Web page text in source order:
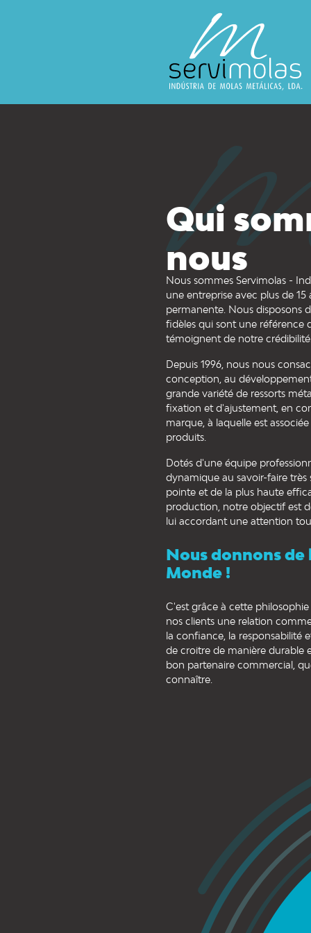
Qui
nous
Nous sommes Servimolas -
une entreprise avec plus de
permanente. Nous disposons
fidèles qui sont une référence
témoignent de notre crédibilité.
Depuis 1996, nous nous
conception, au
grande variété de ressorts
fixation et d'ajustement, en
marque, à laquelle est
produits.
Dotés d'une équipe
dynamique au savoir-faire
pointe et de la plus haute
production, notre objectif est
lui accordant une attention
Nous donnons
Monde !
C'est grâce à cette
nos clients une relation
la confiance, la responsabilité
de croitre de manière durable
bon partenaire commercial,
connaître.